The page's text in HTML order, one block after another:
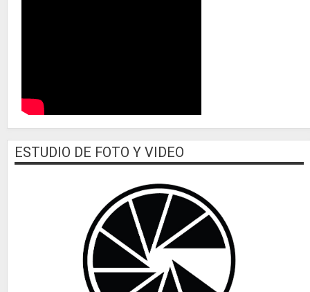
ESTUDIO DE FOTO Y VIDEO